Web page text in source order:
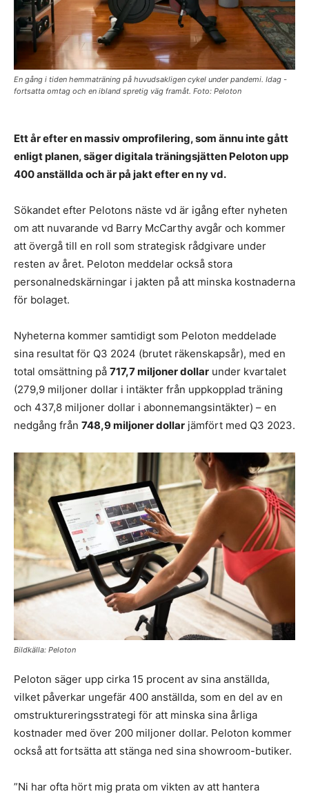
En gång i tiden hemmaträning på huvudsakligen cykel under pandemi. Idag -
fortsatta omtag och en ibland spretig väg framåt. Foto: Peloton
Ett år efter en massiv omprofilering, som ännu inte gått
enligt planen, säger digitala träningsjätten Peloton upp
400 anställda och är på jakt efter en ny vd.
Sökandet efter Pelotons näste vd är igång efter nyheten
om att nuvarande vd Barry McCarthy avgår och kommer
att övergå till en roll som strategisk rådgivare under
resten av året. Peloton meddelar också stora
personalnedskärningar i jakten på att minska kostnaderna
för bolaget.
Nyheterna kommer samtidigt som Peloton meddelade
sina resultat för Q3 2024 (brutet räkenskapsår), med en
total omsättning på 717,7 miljoner dollar under kvartalet
(279,9 miljoner dollar i intäkter från uppkopplad träning
och 437,8 miljoner dollar i abonnemangsintäkter) – en
nedgång från 748,9 miljoner dollar jämfört med Q3 2023.
Bildkälla: Peloton
Peloton säger upp cirka 15 procent av sina anställda,
vilket påverkar ungefär 400 anställda, som en del av en
omstruktureringsstrategi för att minska sina årliga
kostnader med över 200 miljoner dollar. Peloton kommer
också att fortsätta att stänga ned sina showroom-butiker.
”Ni har ofta hört mig prata om vikten av att hantera